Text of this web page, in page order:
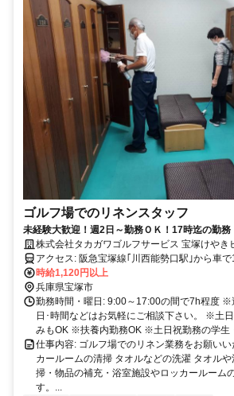
ゴルフ場でのリネンスタッフ
未経験大歓迎！週2日～勤務ＯＫ！17時迄の勤
可！簡単なクラブハウス内でのリネンのお仕事
株式会社タカガワゴルフサービス 宝塚けやき
アクセス: 阪急宝塚線｢川西能勢口駅｣から
時給1,120円以上
兵庫県宝塚市
勤務時間・曜日: 9:00～17:00の間で7h程度
日･時間などはお気軽にご相談下さい。 ※土
みもOK ※扶養内勤務OK ※土日祝勤務の学生
仕事内容: ゴルフ場でのリネン業務をお願い
カールームの清掃 タオルなどの洗濯 タオル
掃・物品の補充・浴室施設やロッカールーム
す。...